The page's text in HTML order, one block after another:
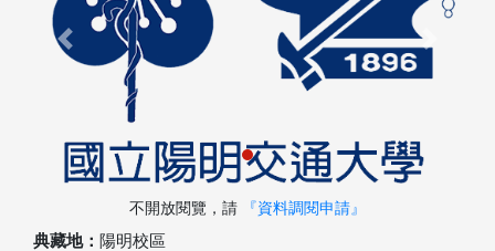
典藏地： 陽明校區
Previous Next
不開放閱覽，請 『資料調閱申請』